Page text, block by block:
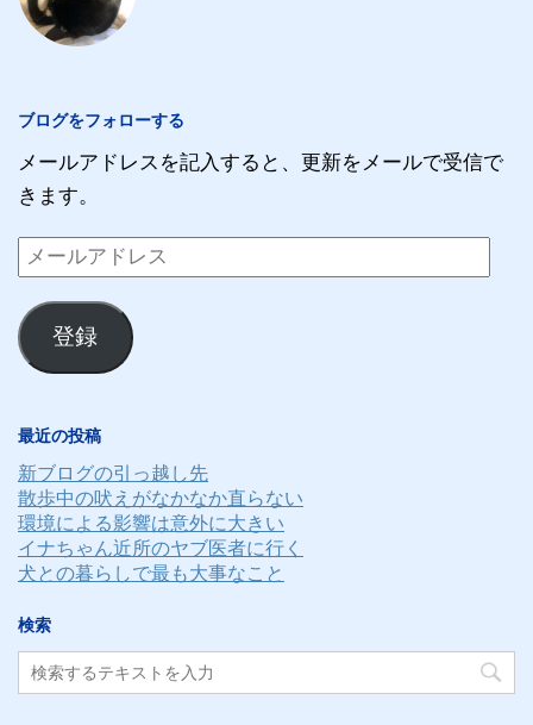
ブログをフォローする
メールアドレスを記入すると、更新をメールで受信で
きます。
メ
ー
ル
ア
ス
登録
最近の投稿
新ブログの引っ越し先
散歩中の吠えがなかなか直らない
環境による影響は意外に大きい
イナちゃん近所のヤブ医者に行く
犬との暮らしで最も大事なこと
検索